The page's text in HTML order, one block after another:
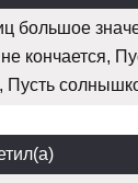
большое
кончается,
Пусть